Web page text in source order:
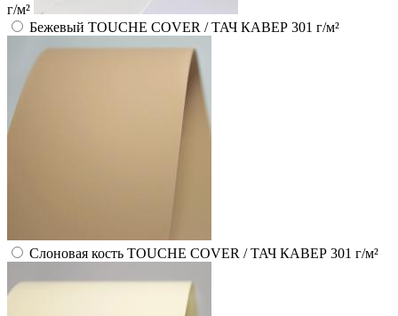
г/м²
Бежевый TOUCHE COVER / ТАЧ КАВЕР 301 г/м²
Слоновая кость TOUCHE COVER / ТАЧ КАВЕР 301 г/м²